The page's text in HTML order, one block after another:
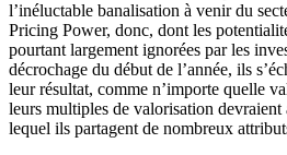
l’inéluctable banalisation à venir du
Pricing Power, donc, dont les
pourtant largement ignorées par les
décrochage du début de l’année, ils
leur résultat, comme n’importe quelle
leurs multiples de valorisation
lequel ils partagent de nombreux